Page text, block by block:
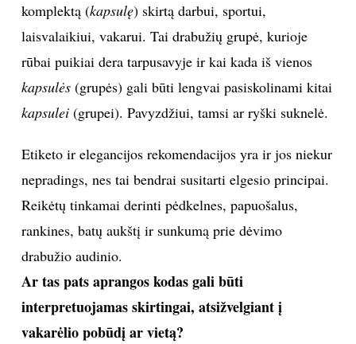
komplektą (kapsulę) skirtą darbui, sportui,
laisvalaikiui, vakarui. Tai drabužių grupė, kurioje
rūbai puikiai dera tarpusavyje ir kai kada iš vienos
kapsulės(grupės) gali būti lengvai pasiskolinami kitai
kapsulei(grupei). Pavyzdžiui, tamsi ar ryški suknelė.
Etiketo ir elegancijos rekomendacijos yra ir jos niekur
nepradings, nes tai bendrai susitarti elgesio principai.
Reikėtų tinkamai derinti pėdkelnes, papuošalus,
rankines, batų aukštį ir sunkumą prie dėvimo
drabužio audinio.
Ar tas pats aprangos kodas gali būti
interpretuojamas skirtingai, atsižvelgiant į
vakarėlio pobūdį ar vietą?